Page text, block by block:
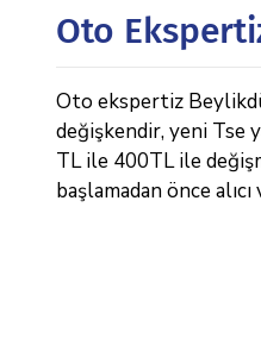
Oto
Oto ekspertiz
değişkendir, yeni
TL ile 400TL ile
başlamadan önce